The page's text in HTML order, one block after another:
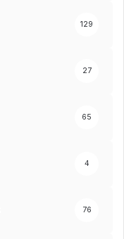
129
27
65
4
76